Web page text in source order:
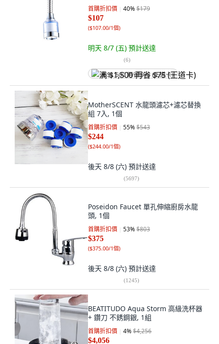
首購折扣價 40%$179
$107
($107.00/1個)
明天 8/7 (五) 預計送達
(6)
满 $1,500 再省 $75 (王道卡)
MotherSCENT 水龍頭濾芯+濾芯替換
組 7入, 1個
首購折扣價 55%$543
$244
($244.00/1個)
後天 8/8 (六) 預計送達
(5697)
Poseidon Faucet 單孔伸縮廚房水龍
頭, 1個
首購折扣價 53%$803
$375
($375.00/1個)
後天 8/8 (六) 預計送達
(1245)
BEATITUDO Aqua Storm 高級洗杯器
+ 鑽刀 不銹鋼銀, 1組
首購折扣價 4%$4,256
$4,056